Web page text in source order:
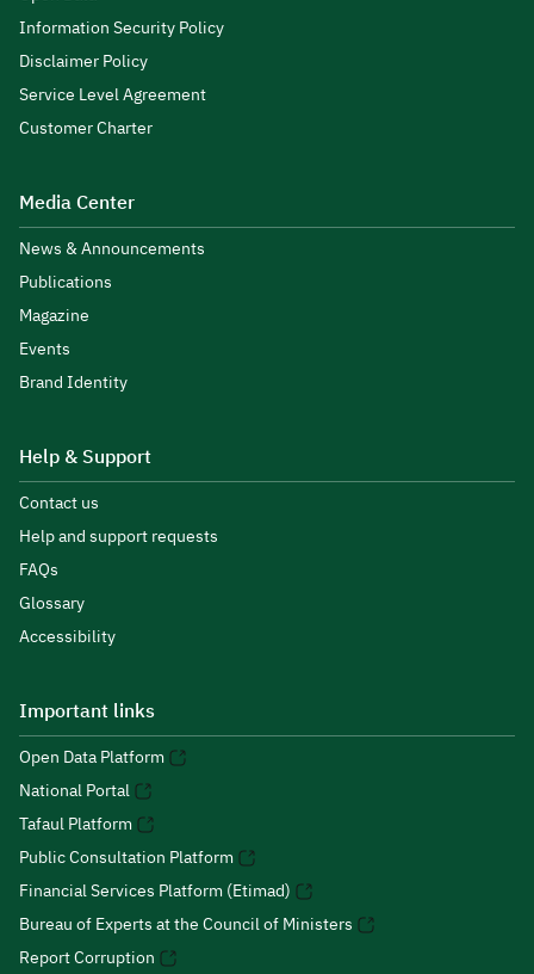
Information Security Policy
Disclaimer Policy
Service Level Agreement
Customer Charter
Media Center
News & Announcements
Publications
Magazine
Events
Brand Identity
Help & Support
Contact us
Help and support requests
FAQs
Glossary
Accessibility
Important links
Open Data Platform
National Portal
Tafaul Platform
Public Consultation Platform
Financial Services Platform (Etimad)
Bureau of Experts at the Council of Ministers
Report Corruption